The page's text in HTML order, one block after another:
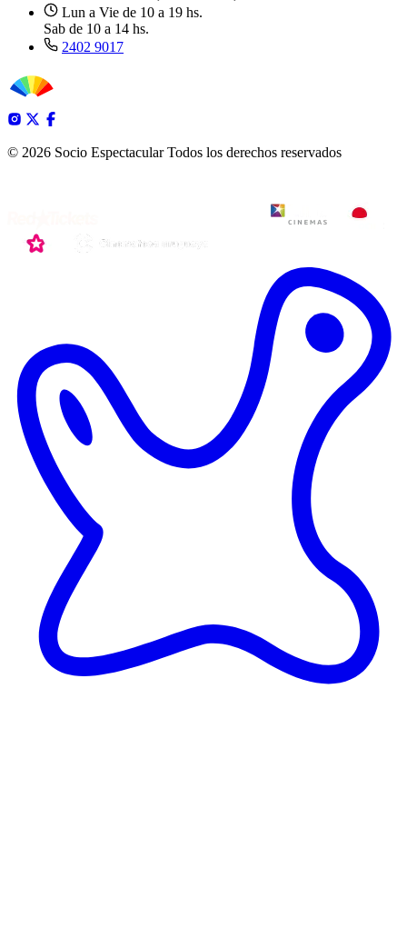
Lun a Vie de 10 a 19 hs.
Sab de 10 a 14 hs.
2402 9017
© 2026 Socio Espectacular Todos los derechos reservados